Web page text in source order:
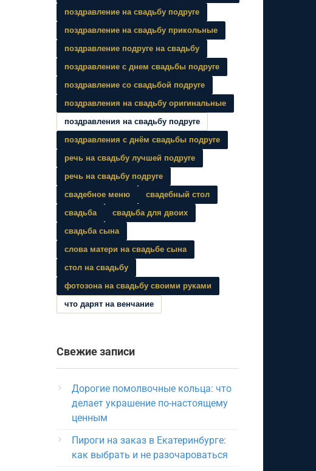
поздравление на свадьбу подруге
поздравление на свадьбу прикольные
поздравление подруге на свадьбу
поздравление с днем свадьбы подруге
поздравление со свадьбой подруге
поздравления на свадьбу оригинальные
поздравления на свадьбу подруге
поздравления с днём свадьбы подруге
речь на свадьбу лучшей подруге
речь на свадьбу подруге
свадебное меню
свадебный стол
свадьба
свадьба для двоих
свадьба сына
слова матери на свадьбе сына
стол на свадьбу
фотозона на свадьбу своими руками
что дарят на венчание
Свежие записи
Дорогие помолвочные кольца: что
делает украшение по-настоящему
ценным
Пироги на заказ в Екатеринбурге:
как выбрать и не разочароваться